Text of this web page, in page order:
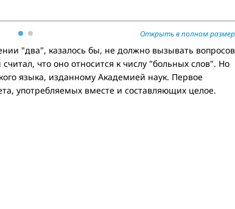
Открыть в полном
"два", казалось бы, не должно вызывать вопросов
что оно относится к числу "больных слов". Но
языка, изданному Академией наук. Первое
употребляемых вместе и составляющих целое.